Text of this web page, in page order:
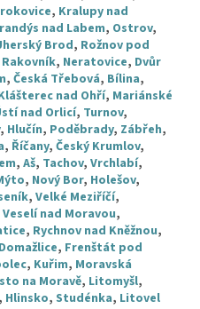
, Kralupy nad
nad Labem, Ostrov,
Brod, Rožnov pod
Rakovník, Neratovice, Dvůr
, Česká Třebová, Bílina,
nad Ohří, Mariánské
nad Orlicí, Turnov,
, Hlučín, Poděbrady, Zábřeh,
, Říčany, Český Krumlov,
, Aš, Tachov, Vrchlabí,
, Nový Bor, Holešov,
, Velké Meziříčí,
Veselí nad Moravou,
, Rychnov nad Kněžnou,
Domažlice, Frenštát pod
, Kuřim, Moravská
na Moravě, Litomyšl,
Hlinsko, Studénka, Litovel